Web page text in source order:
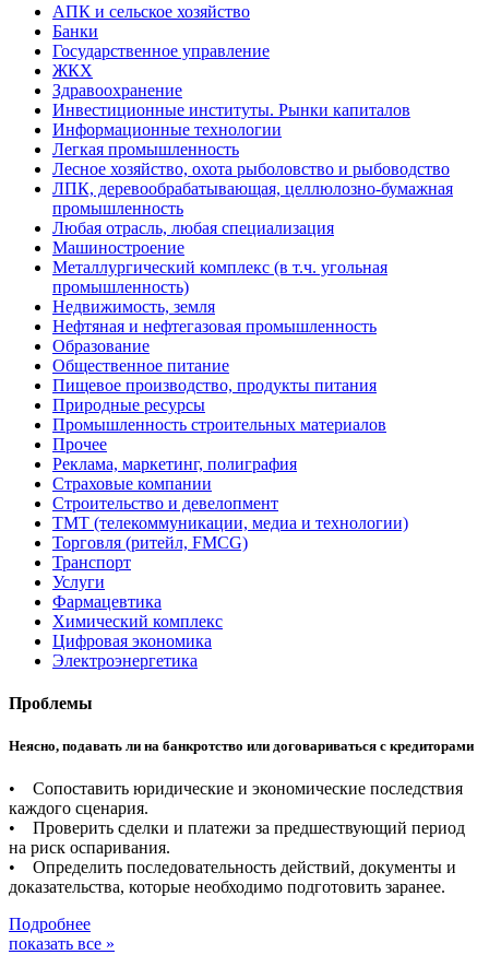
АПК и сельское хозяйство
Банки
Государственное управление
ЖКХ
Здравоохранение
Инвестиционные институты. Рынки капиталов
Информационные технологии
Легкая промышленность
Лесное хозяйство, охота рыболовство и рыбоводство
ЛПК, деревообрабатывающая, целлюлозно-бумажная
промышленность
Любая отрасль, любая специализация
Машиностроение
Металлургический комплекс (в т.ч. угольная
промышленность)
Недвижимость, земля
Нефтяная и нефтегазовая промышленность
Образование
Общественное питание
Пищевое производство, продукты питания
Природные ресурсы
Промышленность строительных материалов
Прочее
Реклама, маркетинг, полиграфия
Страховые компании
Строительство и девелопмент
ТМТ (телекоммуникации, медиа и технологии)
Торговля (ритейл, FMCG)
Транспорт
Услуги
Фармацевтика
Химический комплекс
Цифровая экономика
Электроэнергетика
Проблемы
Неясно, подавать ли на банкротство или договариваться с кредиторами
• Сопоставить юридические и экономические последствия
каждого сценария.
• Проверить сделки и платежи за предшествующий период
на риск оспаривания.
• Определить последовательность действий, документы и
доказательства, которые необходимо подготовить заранее.
Подробнее
показать все »